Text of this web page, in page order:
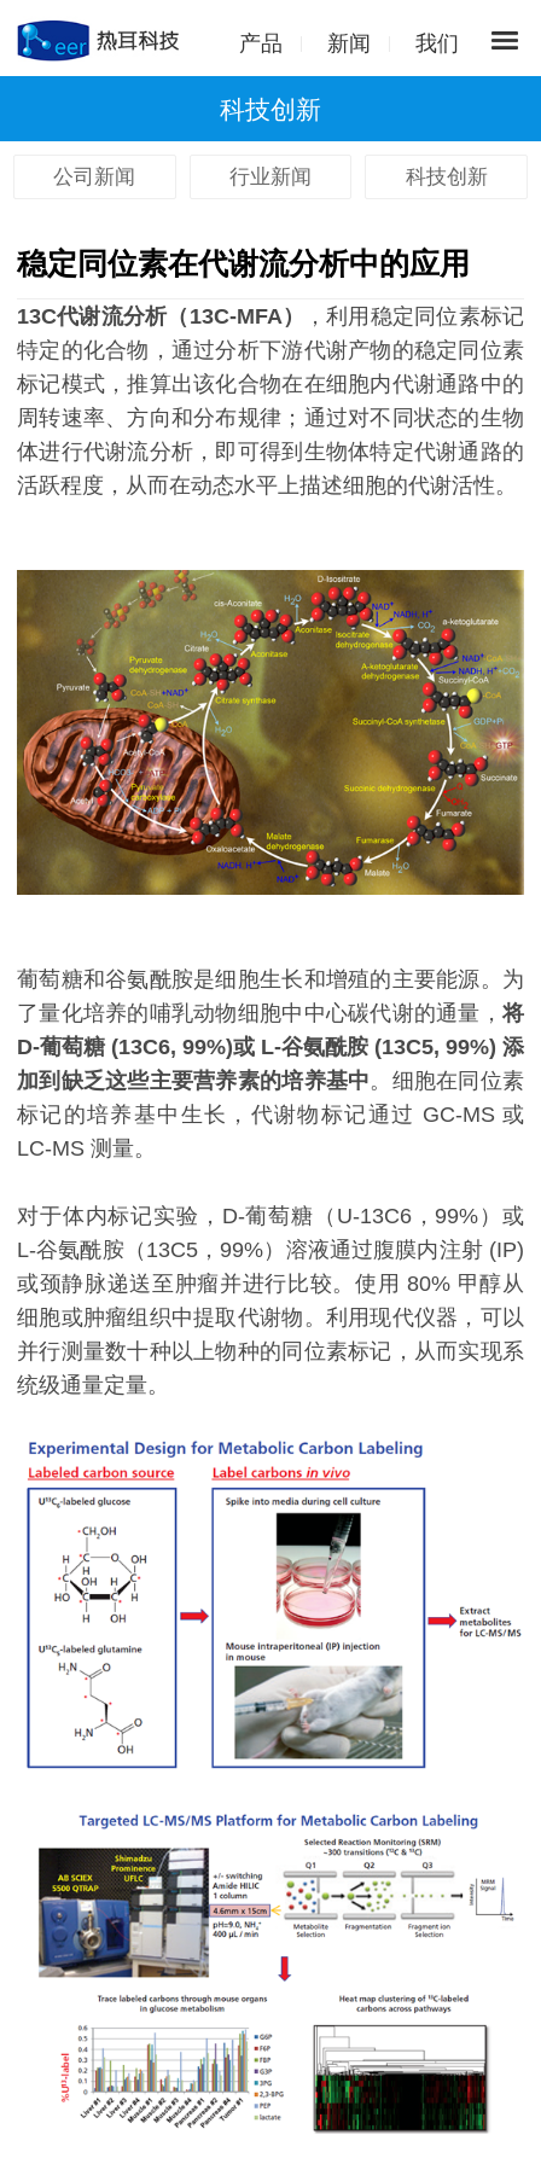
产品 新闻 我们
科技创新
公司新闻 行业新闻 科技创新
稳定同位素在代谢流分析中的应用
13C代谢流分析（13C-MFA）
，利用稳定同位素标记
特定的化合物，通过分析下游代谢产物的稳定同位素
标记模式，推算出该化合物在在细胞内代谢通路中的
周转速率、方向和分布规律；通过对不同状态的生物
体进行代谢流分析，即可得到生物体特定代谢通路的
活跃程度，从而在动态水平上描述细胞的代谢活性。
葡萄糖和谷氨酰胺是细胞生长和增殖的主要能源。为
了量化培养的哺乳动物细胞中中心碳代谢的通量， 将
D-葡萄糖 (13C6, 99%)或 L-谷氨酰胺 (13C5, 99%) 添
加到缺乏这些主要营养素的培养基中。细胞在同位素
标记的培养基中生长，代谢物标记通过 GC-MS 或
LC-MS 测量。
对于体内标记实验，D-葡萄糖（U-13C6，99%）或
L-谷氨酰胺（13C5，99%）溶液通过腹膜内注射 (IP)
或颈静脉递送至肿瘤并进行比较。使用 80% 甲醇从
细胞或肿瘤组织中提取代谢物。利用现代仪器，可以
并行测量数十种以上物种的同位素标记，从而实现系
统级通量定量。